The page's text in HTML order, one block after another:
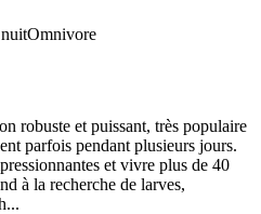
Omnivore
robuste et puissant, très populaire
parfois pendant plusieurs jours.
et vivre plus de 40
à la recherche de larves,